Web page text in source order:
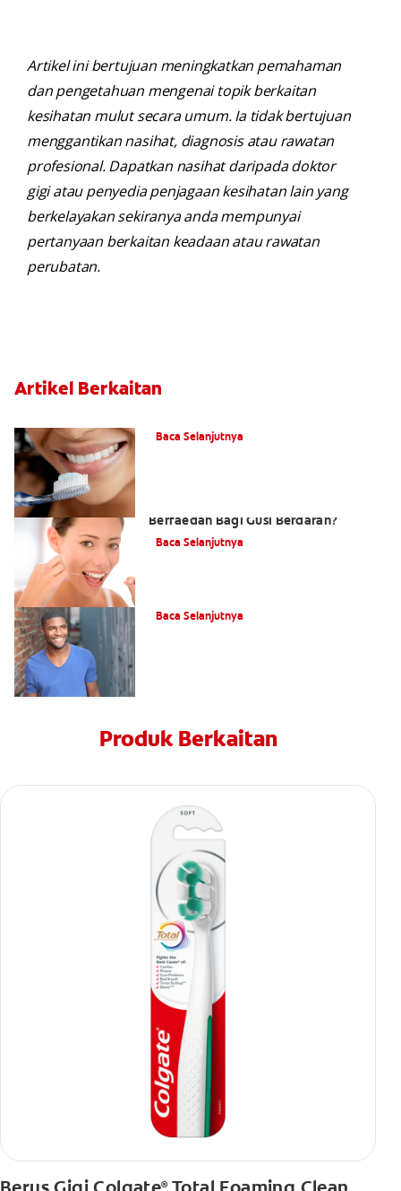
Artikel ini bertujuan meningkatkan pemahaman
dan pengetahuan mengenai topik berkaitan
kesihatan mulut secara umum. Ia tidak bertujuan
menggantikan nasihat, diagnosis atau rawatan
profesional. Dapatkan nasihat daripada doktor
gigi atau penyedia penjagaan kesihatan lain yang
berkelayakan sekiranya anda mempunyai
pertanyaan berkaitan keadaan atau rawatan
perubatan.
Artikel Berkaitan
Baca Selanjutnya
Berfaedah Bagi Gusi Berdarah?
Baca Selanjutnya
Baca Selanjutnya
Produk Berkaitan
®